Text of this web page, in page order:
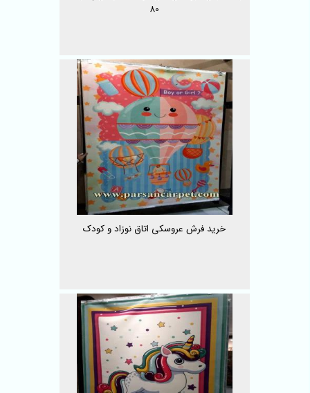
80
خرید فرش عروسکی اتاق نوزاد و کودک